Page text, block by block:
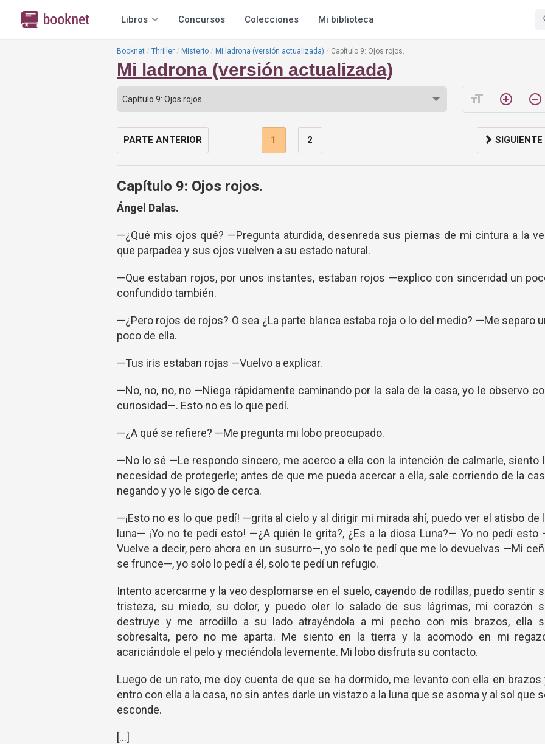
Libros Concursos Colecciones Mi biblioteca
Booknet Thriller Misterio Mi ladrona (versión actualizada) Capítulo 9: Ojos rojos.
Mi ladrona (versión actualizada)
format_size add_circle_outline remove_circle_outline
PARTE ANTERIOR 1 2 SIGUIENTE
Capítulo 9: Ojos rojos.
Ángel Dalas.
—¿Qué mis ojos qué? —Pregunta aturdida, desenreda sus piernas de mi cintura a la
que parpadea y sus ojos vuelven a su estado natural.
—Que estaban rojos, por unos instantes, estaban rojos —explico con sinceridad un
confundido también.
—¿Pero rojos de rojos? O sea ¿La parte blanca estaba roja o lo del medio? —Me separo
poco de ella.
—Tus iris estaban rojas —Vuelvo a explicar.
—No, no, no, no —Niega rápidamente caminando por la sala de la casa, yo le observo
curiosidad—. Esto no es lo que pedí.
—¿A qué se refiere? —Me pregunta mi lobo preocupado.
—No lo sé —Le respondo sincero, me acerco a ella con la intención de calmarle, siento
necesidad de protegerle; antes de que me pueda acercar a ella, sale corriendo de la
negando y yo le sigo de cerca.
—¡Esto no es lo que pedí! —grita al cielo y al dirigir mi mirada ahí, puedo ver el atisbo de
luna— ¡Yo no te pedí esto! —¿A quién le grita?, ¿Es a la diosa Luna?— Yo no pedí esto
Vuelve a decir, pero ahora en un susurro—, yo solo te pedí que me lo devuelvas —Mi
se frunce—, yo solo lo pedí a él, solo te pedí un refugio.
Intento acercarme y la veo desplomarse en el suelo, cayendo de rodillas, puedo sentir
tristeza, su miedo, su dolor, y puedo oler lo salado de sus lágrimas, mi corazón
destruye y me arrodillo a su lado atrayéndola a mi pecho con mis brazos, ella
sobresalta, pero no me aparta. Me siento en la tierra y la acomodo en mi
acariciándole el pelo y meciéndola levemente. Mi lobo disfruta su contacto.
Luego de un rato, me doy cuenta de que se ha dormido, me levanto con ella en brazos
entro con ella a la casa, no sin antes darle un vistazo a la luna que se asoma y al sol que
esconde.
[…]